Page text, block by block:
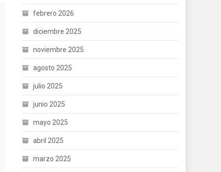
febrero 2026
diciembre 2025
noviembre 2025
agosto 2025
julio 2025
junio 2025
mayo 2025
abril 2025
marzo 2025